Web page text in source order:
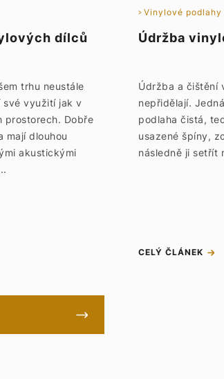
dílců
trhu neustále
své využití jak v
prostorech. Dobře
mají dlouhou
akustickými
Vinylové
Údržba
Údržba a čištění
nepřidělají.
podlaha čistá,
usazené špíny,
následně ji setřít
CELÝ ČLÁNEK